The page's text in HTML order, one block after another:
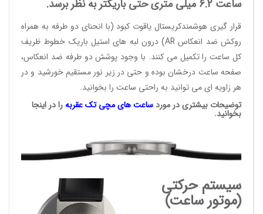
ساعت 6.2 میلی متری حتی باریکتر به نظر برسد.
قرار گیری هوشمندکریستال یاقوت کبود (با انحنای دو طرفه به همراه
روکش ضد انعکاس AR) درون لبه های استیل باریک خطوط ظریف
کل ساعت را تکمیل می کنند. با وجود پوشش دو طرفه ضد انعکاس،
صفحه ساعت درخشان بوده و حتی در زیر نور مستقیم خورشید و در
هر زاویه ای می توانید به راحتی ساعت را بخوانید.
توضیحات بیشتری در موردساعت های مچی تک عقربهرا در اینجا
بخوانید.
سیستم حرکتی
(موتور ساعت)